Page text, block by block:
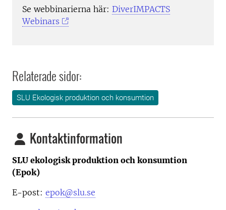
Se webbinarierna här: DiverIMPACTS
Webinars
Relaterade sidor:
SLU Ekologisk produktion och konsumtion
Kontaktinformation
SLU ekologisk produktion och konsumtion
(Epok)
E-post: epok@slu.se